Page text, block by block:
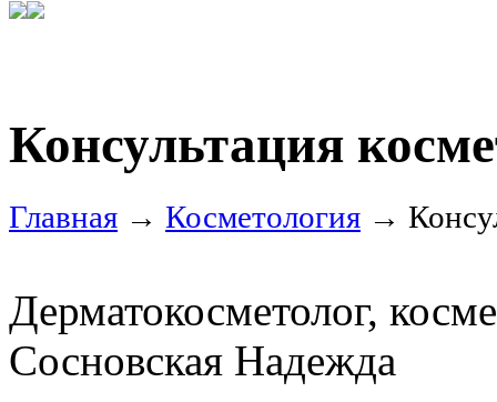
Консультация
Главная → Косметология →
Дерматокосметолог,
Сосновская Надежда